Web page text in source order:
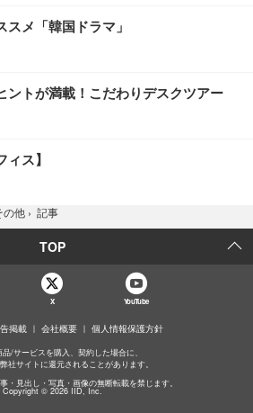
メ「韓国ドラマ」
ントが満載！こだわりデスクツアー
ィス】
の他 › 記事
TOP
X YouTube
掲載 会社概要 個人情報保護方針
/サービスを購入、契約した場合に、
社サイトに還元されることがあります。
・見出し・写真・画像の無断転載を禁じます。
Copyright © 2026 IID, Inc.